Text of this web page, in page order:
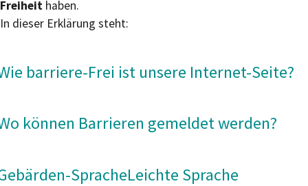
Freiheit haben.
In dieser Erklärung steht:
barriere-Frei ist unsere Internet-Seite?
können Barrieren gemeldet werden?
SpracheLeichte Sprache